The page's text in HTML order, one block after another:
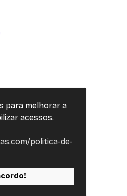
para melhorar a
acessos.
politica-de-